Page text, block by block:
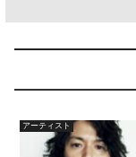
アーティスト